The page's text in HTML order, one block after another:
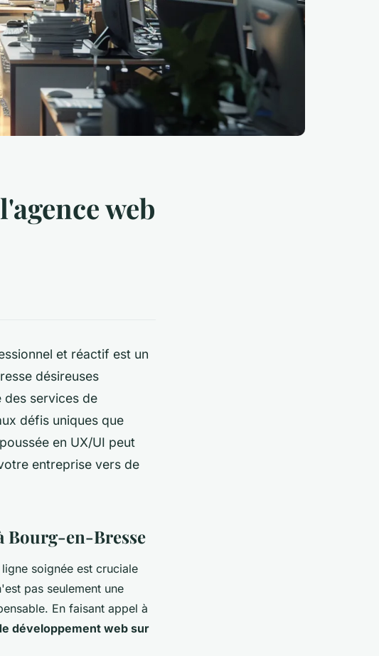
web
et réactif est un
désireuses
services de
défis uniques que
en UX/UI peut
entreprise vers de
Bourg-en-Bresse
soignée est cruciale
pas seulement une
En faisant appel à
développement web sur